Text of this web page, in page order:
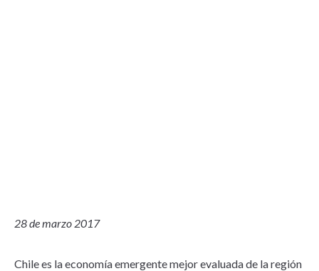
28 de marzo 2017
Chile es la economía emergente mejor evaluada de la región